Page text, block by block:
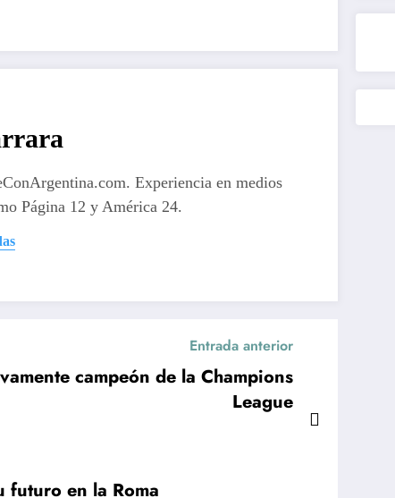
Experiencia en medios
Página 12 y América 24.
Entrada anterior
campeón de la Champions
League
futuro en la Roma